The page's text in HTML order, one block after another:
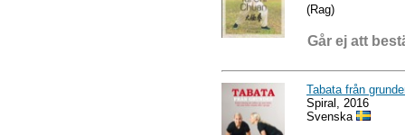
(Rag)
Går ej att
Tabata från
Spiral, 2016
Svenska